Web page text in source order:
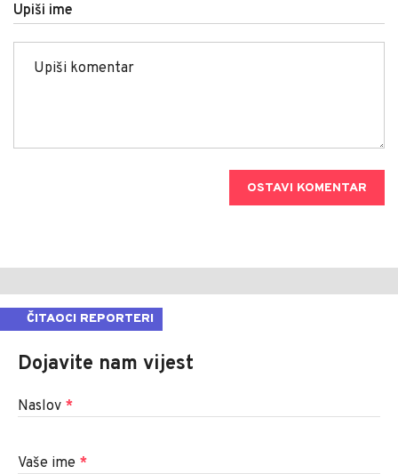
Upiši ime
OSTAVI KOMENTAR
ČITAOCI REPORTERI
Dojavite nam vijest
Naslov *
Vaše ime *